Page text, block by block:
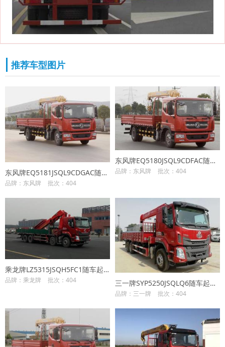
推荐车型图片
东风牌EQ5181JSQL9CDGAC随车起重运输车
品牌：东风牌 批次：404
东风牌EQ5180JSQL9CDFAC随车起重运输车
品牌：东风牌 批次：404
乘龙牌LZ5315JSQH5FC1随车起重运输车
品牌：乘龙牌 批次：404 三一牌SYP5250JSQLQ6随车起重运输车
品牌：三一牌 批次：404